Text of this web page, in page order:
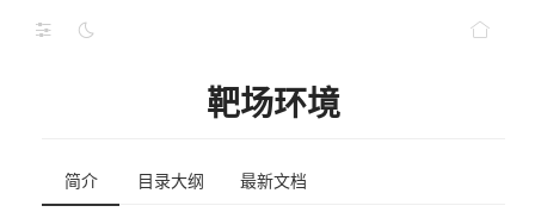
靶场环境
简介 目录大纲 最新文档